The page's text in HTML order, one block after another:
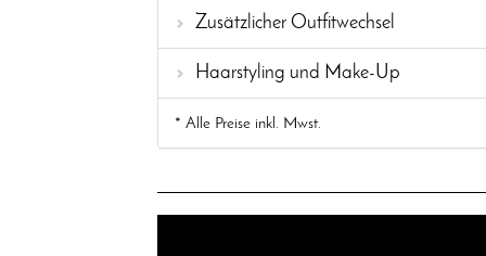
Zusätzlicher Outfitwechsel
Haarstyling und Make-Up
* Alle Preise inkl. Mwst.